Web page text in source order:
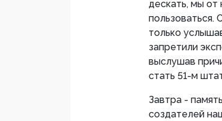
дескать, мы от
пользоваться.
только
запретили
выслушав
стать 51-м
Завтра -
создателей